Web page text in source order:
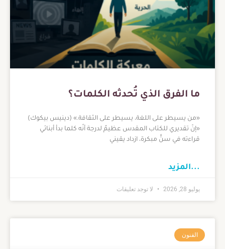
ما الفرق الذي تُحدثه الكلمات؟
«من يسيطر على اللغة، يسيطر على الثقافة.» (دينيس بيكوك)
«إنّ تقديري للكتاب المقدس عظيمٌ لدرجة أنّه كلما بدأ أبنائي
قراءته في سنٍّ مبكرة، ازداد يقيني
...المزيد
يوليو 28, 2026 لا توجد تعليقات
الفنون